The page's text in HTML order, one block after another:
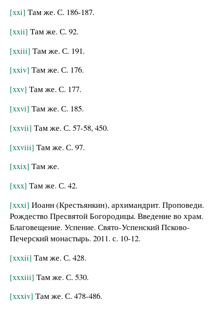
[xxi] Там же. С. 186-187.
[xxii] Там же. С. 92.
[xxiii] Там же. С. 191.
[xxiv] Там же. С. 176.
[xxv] Там же. С. 177.
[xxvi] Там же. С. 185.
[xxvii] Там же. С. 57-58, 450.
[xxviii] Там же. С. 97.
[xxix] Там же.
[xxx] Там же. С. 42.
[xxxi] Иоанн (Крестьянкин), архимандрит. Проповеди.
Рождество Пресвятой Богородицы. Введение во храм.
Благовещение. Успение. Свято-Успенский Псково-
Печерский монастырь. 2011. с. 10-12.
[xxxii] Там же. С. 428.
[xxxiii] Там же. С. 530.
[xxxiv] Там же. С. 478-486.